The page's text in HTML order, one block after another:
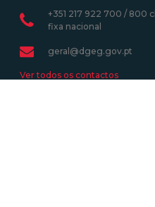
+351 217 922 700 / 800
fixa nacional
geral@dgeg.gov.pt
Ver todos os contactos